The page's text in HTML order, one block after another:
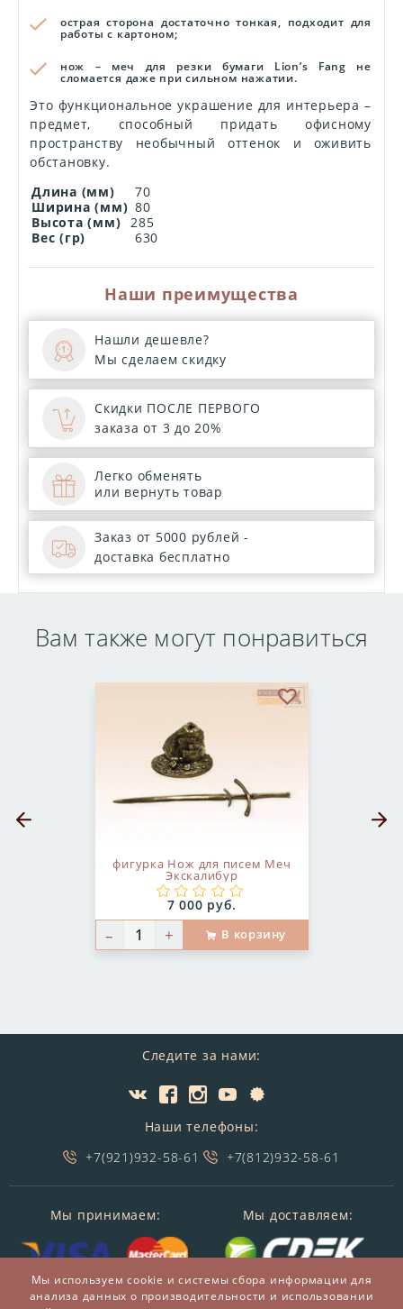
острая сторона достаточно тонкая, подходит для
работы с картоном;
нож – меч для резки бумаги Lion’s Fang не
сломается даже при сильном нажатии.
Это функциональное украшение для интерьера –
предмет, способный придать офисному
пространству необычный оттенок и оживить
обстановку.
Длина (мм)
70
Ширина (мм) 80
Высота (мм)
285
Вес (гр)
630
Наши преимущества
Нашли дешевле?
Мы сделаем скидку
Скидки ПОСЛЕ ПЕРВОГО
заказа от 3 до 20%
Легко обменять
или вернуть товар
Заказ от 5000 рублей -
доставка бесплатно
Вам также могут понравиться
фигурка Нож для писем Меч
Экскалибур
Цена:
7 000 руб.
– + В корзину
Предыдущий слайд
Следите за нами:
Наши телефоны:
+7(921)932-58-61
+7(812)932-58-61
Мы принимаем: Мы доставляем:
Мы используем cookie и системы сбора информации для
анализа данных о производительности и использовании